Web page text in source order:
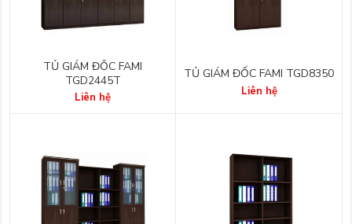
TỦ GIÁM ĐỐC FAMI
TGD2445T
Liên hệ
TỦ GIÁM ĐỐC FAMI TGD8350
Liên hệ